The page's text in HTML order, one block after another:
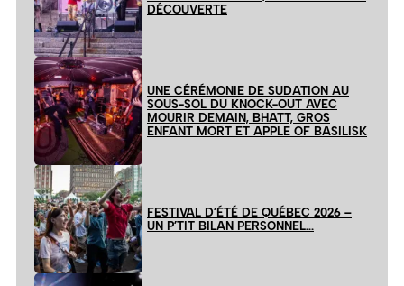
DÉCOUVERTE
UNE CÉRÉMONIE DE SUDATION AU
SOUS-SOL DU KNOCK-OUT AVEC
MOURIR DEMAIN, BHATT, GROS
ENFANT MORT ET APPLE OF BASILISK
FESTIVAL D’ÉTÉ DE QUÉBEC 2026 –
UN P’TIT BILAN PERSONNEL…